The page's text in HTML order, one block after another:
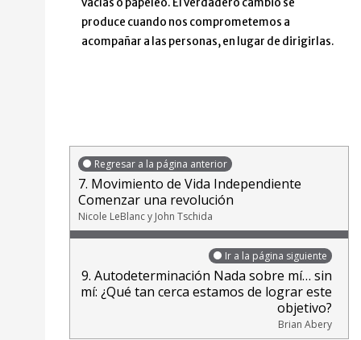
produce cuando nos comprometemos a
acompañar a las personas, en lugar de dirigirlas.
Regresar a la página anterior
7. Movimiento de Vida Independiente
Comenzar una revolución
Nicole LeBlanc y John Tschida
Ir a la página siguiente
9. Autodeterminación Nada sobre mí… sin
mí: ¿Qué tan cerca estamos de lograr este
objetivo?
Brian Abery